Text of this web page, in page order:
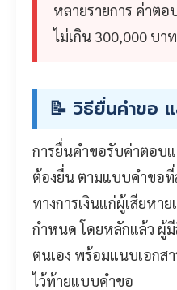
หลายรายการ ค่าต
ไม่เกิน 300,000 บาท
📝 วิธียื่นคำขอ
การยื่นคำขอรับค่าตอบ
ต้องยื่น ตามแบบคำขอที่
ทางการเงินแก่ผู้เสียหา
กำหนด โดยหลักแล้ว ผู้
ตนเอง พร้อมแนบเอกส
ไว้ท้ายแบบคำขอ